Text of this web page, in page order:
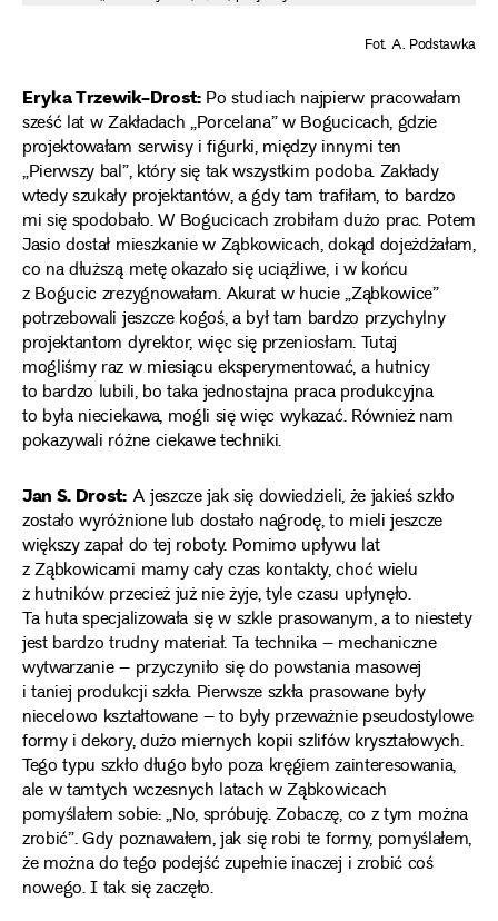
Fot. A. Podstawka
Eryka Trzewik-Drost:Po studiach najpierw pracowałam
sześć lat w Zakładach „Porcelana” w Bogucicach, gdzie
projektowałam serwisy i figurki, między innymi ten
„Pierwszy bal”, który się tak wszystkim podoba. Zakłady
wtedy szukały projektantów, a gdy tam trafiłam, to bardzo
mi się spodobało. W Bogucicach zrobiłam dużo prac. Potem
Jasio dostał mieszkanie w Ząbkowicach, dokąd dojeżdżałam,
co na dłuższą metę okazało się uciążliwe, i w końcu
z Bogucic zrezygnowałam. Akurat w hucie „Ząbkowice”
potrzebowali jeszcze kogoś, a był tam bardzo przychylny
projektantom dyrektor, więc się przeniosłam. Tutaj
mogliśmy raz w miesiącu eksperymentować, a hutnicy
to bardzo lubili, bo taka jednostajna praca produkcyjna
to była nieciekawa, mogli się więc wykazać. Również nam
pokazywali różne ciekawe techniki.
Jan S. Drost:A jeszcze jak się dowiedzieli, że jakieś szkło
zostało wyróżnione lub dostało nagrodę, to mieli jeszcze
większy zapał do tej roboty. Pomimo upływu lat
z Ząbkowicami mamy cały czas kontakty, choć wielu
z hutników przecież już nie żyje, tyle czasu upłynęło.
Ta huta specjalizowała się w szkle prasowanym, a to niestety
jest bardzo trudny materiał. Ta technika – mechaniczne
wytwarzanie – przyczyniło się do powstania masowej
i taniej produkcji szkła. Pierwsze szkła prasowane były
niecelowo kształtowane – to były przeważnie pseudostylowe
formy i dekory, dużo miernych kopii szlifów kryształowych.
Tego typu szkło długo było poza kręgiem zainteresowania,
ale w tamtych wczesnych latach w Ząbkowicach
pomyślałem sobie: „No, spróbuję. Zobaczę, co z tym można
zrobić”. Gdy poznawałem, jak się robi te formy, pomyślałem,
że można do tego podejść zupełnie inaczej i zrobić coś
nowego. I tak się zaczęło.